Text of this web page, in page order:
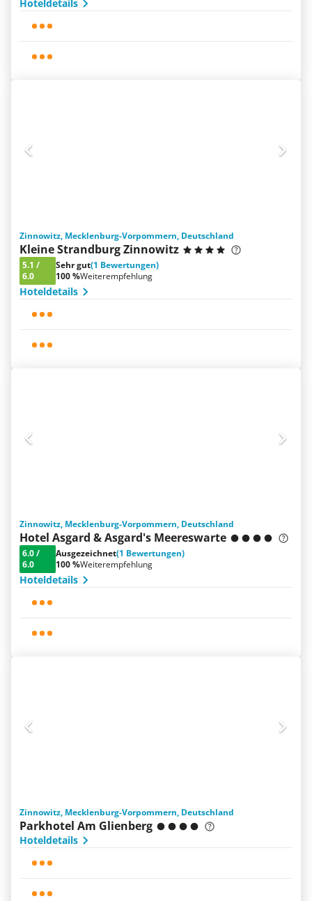
Hoteldetails
Zinnowitz, Mecklenburg-Vorpommern, Deutschland
Kleine Strandburg Zinnowitz
5.1 /
6.0
Sehr gut(1 Bewertungen)
100 %Weiterempfehlung
Hoteldetails
Zinnowitz, Mecklenburg-Vorpommern, Deutschland
Hotel Asgard & Asgard's Meereswarte
6.0/
6.0
Ausgezeichnet(1 Bewertungen)
100 %Weiterempfehlung
Hoteldetails
Zinnowitz, Mecklenburg-Vorpommern, Deutschland
Parkhotel Am Glienberg
Hoteldetails